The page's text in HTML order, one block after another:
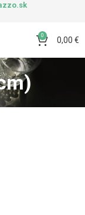
0 0,00 €